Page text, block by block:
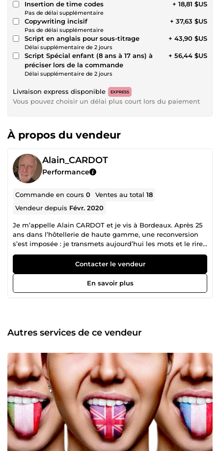
Insertion de time codes
Pas de délai supplémentaire
+ 18,81 $US
Copywriting incisif
Pas de délai supplémentaire
+ 37,63 $US
Script en anglais pour sous-titrage
Délai supplémentaire de 2 jours
+ 43,90 $US
Script Spécial enfant (8 ans à 17 ans) à
préciser lors de la commande
Délai supplémentaire de 2 jours
+ 56,44 $US
Livraison express disponible EXPRESS
Vous pouvez choisir un délai plus court lors du paiement
À propos du vendeur
Alain_CARDOT
Performance
Commande en cours0 Ventes au total18
Vendeur depuis Févr. 2020
Je m’appelle Alain CARDOT et je vis à Bordeaux. Après 25
ans dans l’hôtellerie de haute gamme, une reconversion
s’est imposée : je transmets aujourd’hui les mots et le rire
avec la même exigence 5 étoiles. Titulaire d’une Licence
Lettres Modernes, je maîtrise la langue française dans ses
plus fins détails. Je rédige donc pour vous contenus SEO,
posts LinkedIn, pages de vente, newsletters et articles de
blog : mots-clés stratégiques, style fluide, conversion
et événements. Objectif : boost instantané d’énergie,
créativité et bien-être collectif.
Contacter le vendeur
En savoir plus
Autres services de ce vendeur